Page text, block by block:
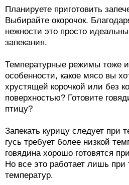
Планируете приготовить
Выбирайте окорочок.
нежности это просто
запекания.
Температурные режимы тоже
особенности, какое мясо вы
хрустящей корочкой или без
поверхностью? Готовите
птицу?
Запекать курицу следует при
гусь требует более низкой
говядина хорошо готовятся
Но все это работает лишь
температур.